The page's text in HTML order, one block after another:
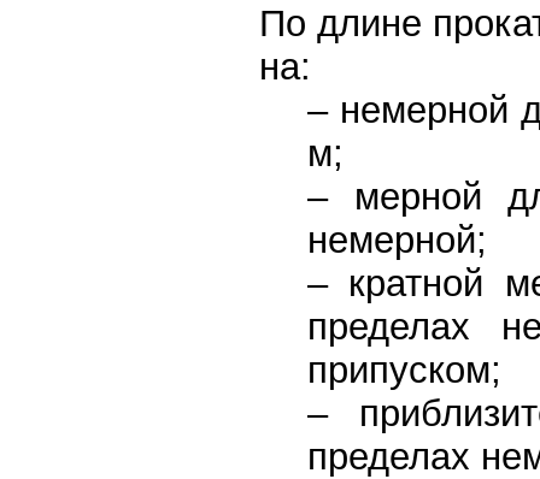
По длине
на:
– немерной
м;
– мерной
немерной;
– кратной
пределах
припуском;
–
пределах